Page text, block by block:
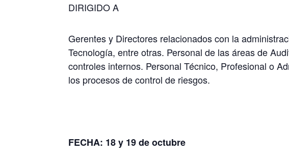
DIRIGIDO A
Gerentes y Directores relacionados con la
Tecnología, entre otras. Personal de las áreas de
controles internos. Personal Técnico, Profesional o
los procesos de control de riesgos.
FECHA: 18 y 19 de octubre